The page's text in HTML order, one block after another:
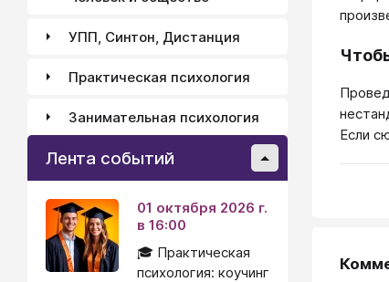
Если
УПП, Синтон, Дистанция
Практическая психология
Занимательная психология
Лента событий
01 октября 2026 г.
в 16:00
🎓 Практическая
психология: коучинг